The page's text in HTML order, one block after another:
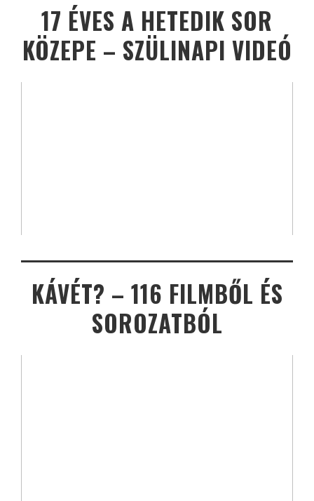
17 ÉVES A HETEDIK SOR
KÖZEPE – SZÜLINAPI VIDEÓ
KÁVÉT? – 116 FILMBŐL ÉS
SOROZATBÓL